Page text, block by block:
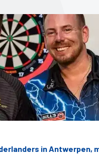
in Antwerpen,